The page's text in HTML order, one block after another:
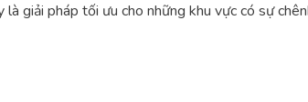
giải pháp tối ưu cho những khu vực có sự